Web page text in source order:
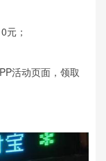
元；
活动页面，领取